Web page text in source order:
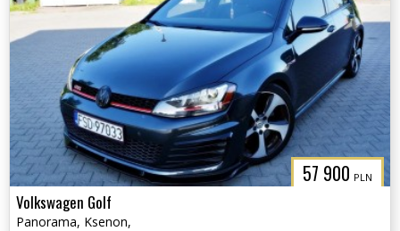
57 900 PLN
Volkswagen Golf
Panorama, Ksenon,